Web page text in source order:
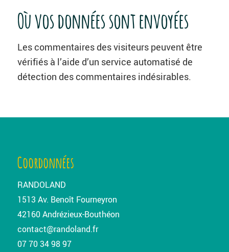
Où vos données sont envoyées
Les commentaires des visiteurs peuvent être
vérifiés à l’aide d’un service automatisé de
détection des commentaires indésirables.
Coordonnées
RANDOLAND
1513 Av. Benoît Fourneyron
42160 Andrézieux-Bouthéon
contact@randoland.fr
07 70 34 98 97